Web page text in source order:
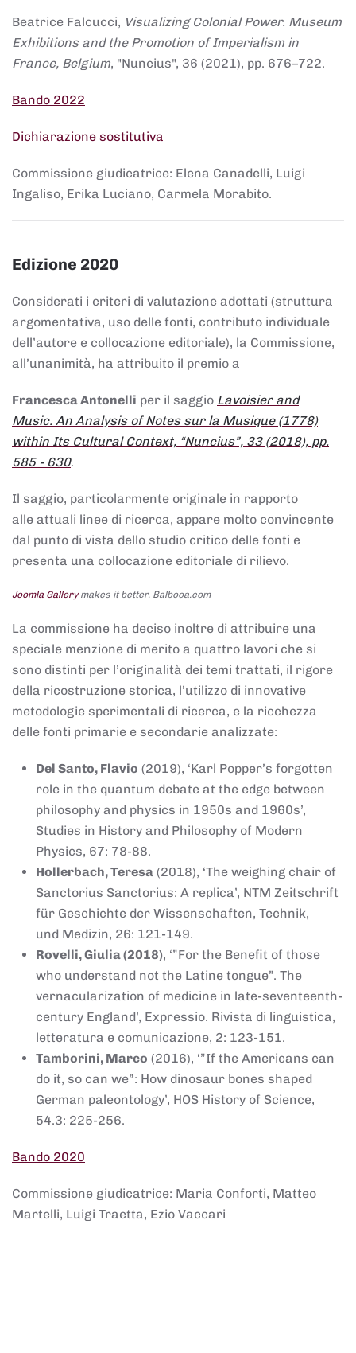
Beatrice Falcucci, Visualizing Colonial Power. Museum
Exhibitions and the Promotion of Imperialism in
France, Belgium, "Nuncius", 36 (2021), pp. 676–722.
Bando 2022
Dichiarazione sostitutiva
Commissione giudicatrice: Elena Canadelli, Luigi
Ingaliso, Erika Luciano, Carmela Morabito.
Edizione 2020
Considerati i criteri di valutazione adottati (struttura
argomentativa, uso delle fonti, contributo individuale
dell’autore e collocazione editoriale), la Commissione,
all’unanimità, ha attribuito il premio a
Francesca Antonelli per il saggio Lavoisier and
Music. An Analysis of Notes sur la Musique (1778)
within Its Cultural Context, “Nuncius”, 33 (2018), pp.
585 - 630.
Il saggio, particolarmente originale in rapporto
alle attuali linee di ricerca, appare molto convincente
dal punto di vista dello studio critico delle fonti e
presenta una collocazione editoriale di rilievo.
Joomla Gallerymakes it better. Balbooa.com
La commissione ha deciso inoltre di attribuire una
speciale menzione di merito a quattro lavori che si
sono distinti per l’originalità dei temi trattati, il rigore
della ricostruzione storica, l’utilizzo di innovative
metodologie sperimentali di ricerca, e la ricchezza
delle fonti primarie e secondarie analizzate:
Del Santo, Flavio (2019), ‘Karl Popper’s forgotten
role in the quantum debate at the edge between
philosophy and physics in 1950s and 1960s’,
Studies in History and Philosophy of Modern
Physics, 67: 78-88.
Hollerbach, Teresa (2018), ‘The weighing chair of
Sanctorius Sanctorius: A replica’, NTM Zeitschrift
für Geschichte der Wissenschaften, Technik,
und Medizin, 26: 121-149.
Rovelli, Giulia (2018), ‘”For the Benefit of those
who understand not the Latine tongue”. The
vernacularization of medicine in late-seventeenth-
century England’, Expressio. Rivista di linguistica,
letteratura e comunicazione, 2: 123-151.
Tamborini, Marco (2016), ‘”If the Americans can
do it, so can we”: How dinosaur bones shaped
German paleontology’, HOS History of Science,
54.3: 225-256.
Bando 2020
Commissione giudicatrice: Maria Conforti, Matteo
Martelli, Luigi Traetta, Ezio Vaccari